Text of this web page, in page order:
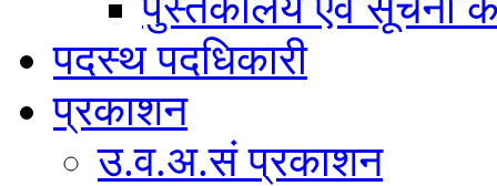
पदस्थ पदधिकारी
प्रकाशन
उ.व.अ.सं प्रकाशन